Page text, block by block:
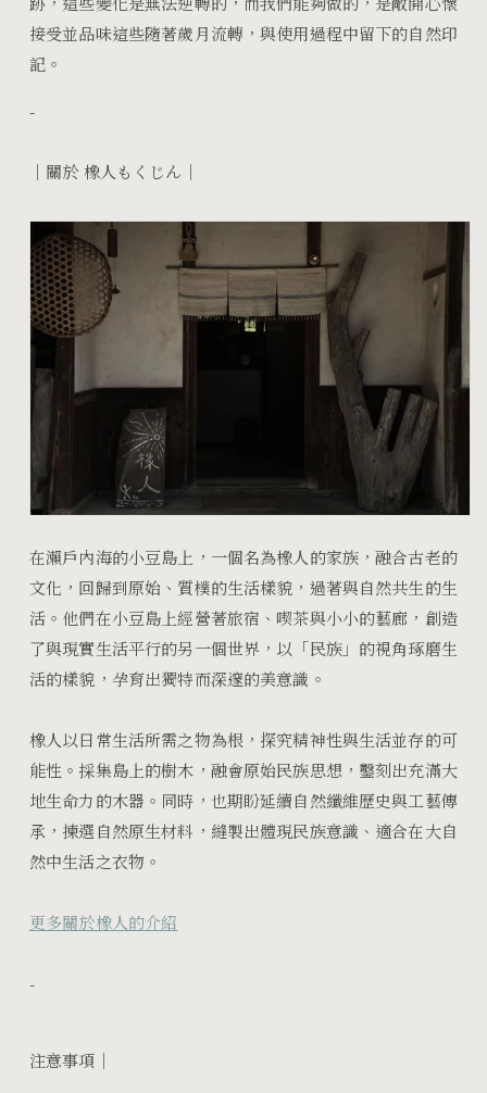
跡，這些變化是無法逆轉的，而我們能夠做的，是敞開心懷
接受並品味這些隨著歲月流轉，與使用過程中留下的自然印
記。
-
｜關於 橡人もくじん｜
在瀨戶內海的小豆島上，一個名為橡人的家族，融合古老的
文化，回歸到原始、質樸的生活樣貌，過著與自然共生的生
活。他們在小豆島上經營著旅宿、喫茶與小小的藝廊，創造
了與現實生活平行的另一個世界，以「民族」的視角琢磨生
活的樣貌，孕育出獨特而深邃的美意識。
橡人以日常生活所需之物為根，探究精神性與生活並存的可
能性。採集島上的樹木，融會原始民族思想，鑿刻出充滿大
地生命力的木器。同時，也期盼延續自然纖維歷史與工藝傳
承，揀選自然原生材料，縫製出體現民族意識、適合在大自
然中生活之衣物。
更多關於橡人的介紹
-
注意事項｜